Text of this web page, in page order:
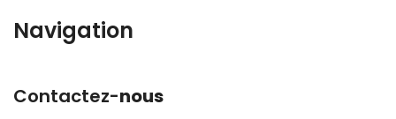
Navigation
Contactez-nous